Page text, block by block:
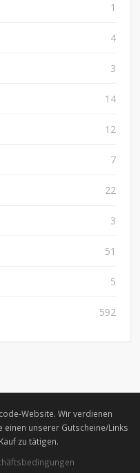
1
4
3
14
12
7
22
3
51
5
592
Website. Wir verdienen
einen unserer Gutscheine/Links
zu tätigen.